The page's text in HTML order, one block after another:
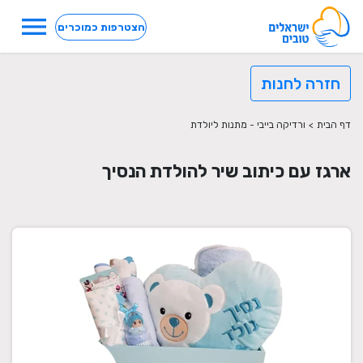
הצטרפות כמוכרים menu
חזרה לחנות
דף הבית > ורדיקה בייבי - מתנות ליולדת
ארגז עם כיתוב שיר להולדת הנסיך